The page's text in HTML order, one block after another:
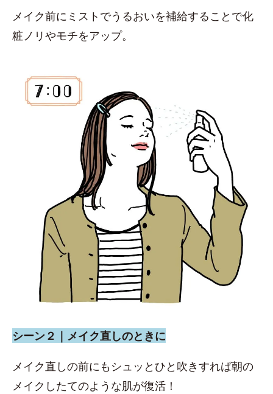
メイク前にミストでうるおいを補給することで化
粧ノリやモチをアップ。
シーン２｜メイク直しのときに
メイク直しの前にもシュッとひと吹きすれば朝の
メイクしたてのような肌が復活！